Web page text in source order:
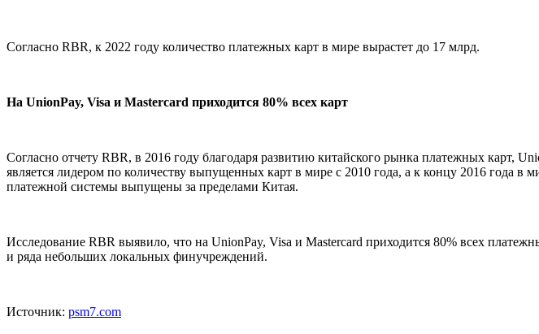
Согласно RBR, к 2022 году количество платежных карт в мире вырастет до 17 млрд.
На UnionPay, Visa и Mastercard приходится 80% всех карт
Согласно отчету RBR, в 2016 году благодаря развитию китайского рынка платежных карт,
является лидером по количеству выпущенных карт в мире с 2010 года, а к концу 2016 года в
платежной системы выпущены за пределами Китая.
Исследование RBR выявило, что на UnionPay, Visa и Mastercard приходится 80% всех
и ряда небольших локальных финучреждений.
Источник: psm7.com